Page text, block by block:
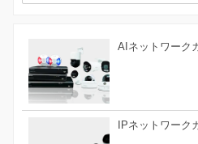
AIネットワーク
IPネットワーク